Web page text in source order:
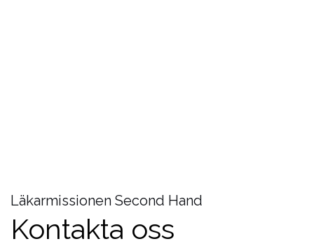
Läkarmissionen Second Hand
Kontakta oss